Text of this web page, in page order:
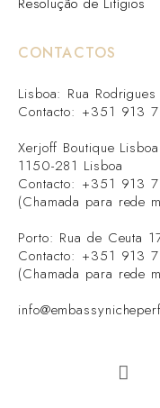
Resolução de Litígios
CONTACTOS
Lisboa: Rua
Contacto: +351 913
Xerjoff Boutique
1150-281 Lisboa
Contacto: +351 913
(Chamada para rede
Porto: Rua de Ceuta
Contacto: +351 913
(Chamada para rede